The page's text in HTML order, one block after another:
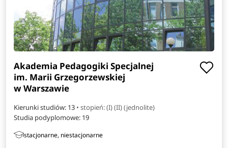
Akademia Pedagogiki Specjalnej
im. Marii Grzegorzewskiej
w Warszawie
Kierunki studiów: 13 • stopień: (I) (II) (jednolite)
Studia podyplomowe: 19
stacjonarne, niestacjonarne